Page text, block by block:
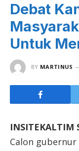
Debat
Untuk
BY MARTINUS
INSITEKALTIM
Calon gubernur